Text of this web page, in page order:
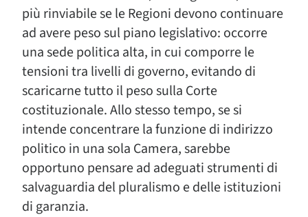
più rinviabile se le Regioni devono continuare
ad avere peso sul piano legislativo: occorre
una sede politica alta, in cui comporre le
tensioni tra livelli di governo, evitando di
scaricarne tutto il peso sulla Corte
costituzionale. Allo stesso tempo, se si
intende concentrare la funzione di indirizzo
politico in una sola Camera, sarebbe
opportuno pensare ad adeguati strumenti di
salvaguardia del pluralismo e delle istituzioni
di garanzia.